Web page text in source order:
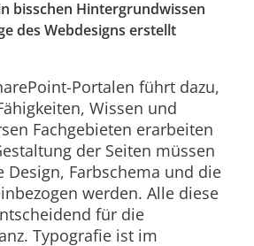
bisschen Hintergrundwissen
des Webdesigns erstellt
Portalen führt dazu,
Wissen und
Fachgebieten erarbeiten
der Seiten müssen
Design, Farbschema und die
werden. Alle diese
für die
Typografie ist im